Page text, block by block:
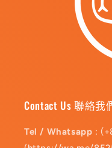
Contact Us 聯絡我
Tel / Whatsapp :